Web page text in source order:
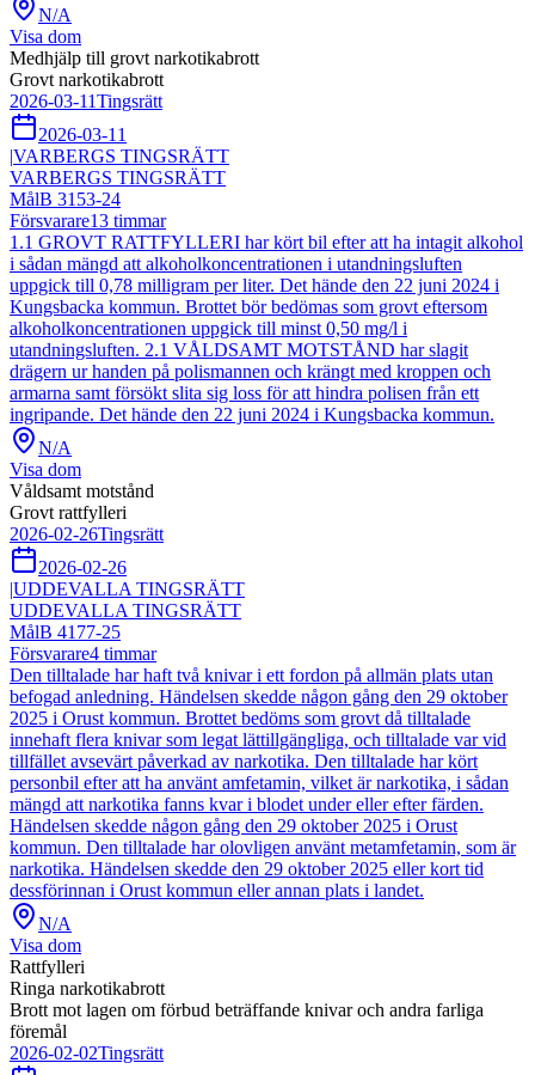
N/A
Visa dom
Medhjälp till grovt narkotikabrott
Grovt narkotikabrott
2026-03-11Tingsrätt
2026-03-11
|VARBERGS TINGSRÄTT
VARBERGS TINGSRÄTT
MålB 3153-24
Försvarare13 timmar
1.1 GROVT RATTFYLLERI har kört bil efter att ha intagit alkohol
i sådan mängd att alkoholkoncentrationen i utandningsluften
uppgick till 0,78 milligram per liter. Det hände den 22 juni 2024 i
Kungsbacka kommun. Brottet bör bedömas som grovt eftersom
alkoholkoncentrationen uppgick till minst 0,50 mg/l i
utandningsluften. 2.1 VÅLDSAMT MOTSTÅND har slagit
drägern ur handen på polismannen och krängt med kroppen och
armarna samt försökt slita sig loss för att hindra polisen från ett
ingripande. Det hände den 22 juni 2024 i Kungsbacka kommun.
N/A
Visa dom
Våldsamt motstånd
Grovt rattfylleri
2026-02-26Tingsrätt
2026-02-26
|UDDEVALLA TINGSRÄTT
UDDEVALLA TINGSRÄTT
MålB 4177-25
Försvarare4 timmar
Den tilltalade har haft två knivar i ett fordon på allmän plats utan
befogad anledning. Händelsen skedde någon gång den 29 oktober
2025 i Orust kommun. Brottet bedöms som grovt då tilltalade
innehaft flera knivar som legat lättillgängliga, och tilltalade var vid
tillfället avsevärt påverkad av narkotika. Den tilltalade har kört
personbil efter att ha använt amfetamin, vilket är narkotika, i sådan
mängd att narkotika fanns kvar i blodet under eller efter färden.
Händelsen skedde någon gång den 29 oktober 2025 i Orust
kommun. Den tilltalade har olovligen använt metamfetamin, som är
narkotika. Händelsen skedde den 29 oktober 2025 eller kort tid
dessförinnan i Orust kommun eller annan plats i landet.
N/A
Visa dom
Rattfylleri
Ringa narkotikabrott
Brott mot lagen om förbud beträffande knivar och andra farliga
föremål
2026-02-02Tingsrätt